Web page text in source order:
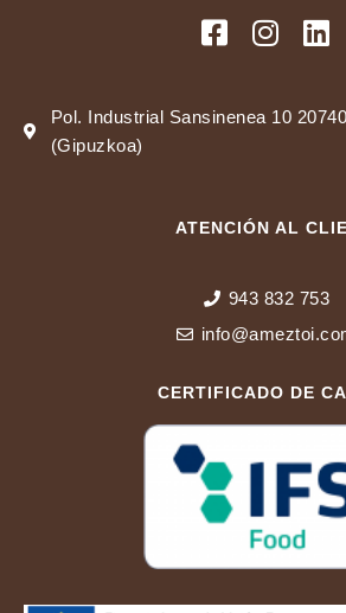
Pol. Industrial Sansinenea 10
(Gipuzkoa)
ATENCIÓN AL
943 832 753
CERTIFICADO DE